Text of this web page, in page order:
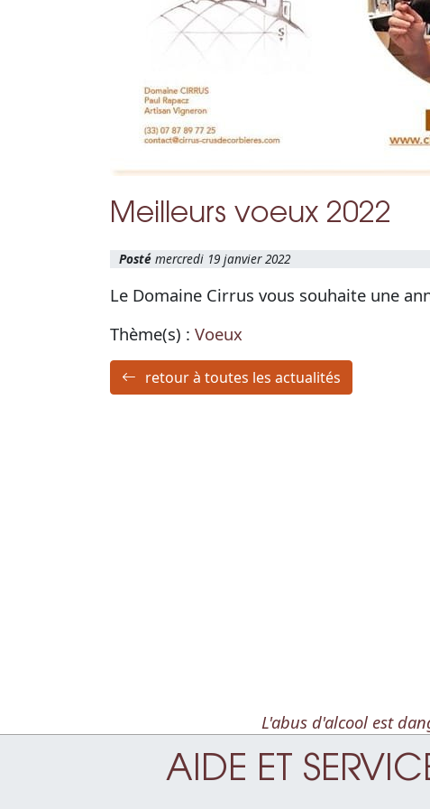
Meilleurs voeux 2022
mercredi 19 janvier 2022
Le Domaine Cirrus vous souhaite une
Thème(s) : Voeux
retour à toutes les actualités
L'abus d'alcool est
AIDE ET